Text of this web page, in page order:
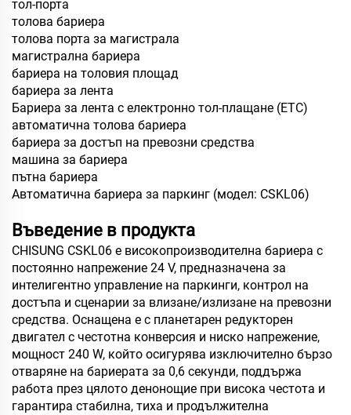
тол-порта
толова бариера
толова порта за магистрала
магистрална бариера
бариера на толовия площад
бариера за лента
Бариера за лента с електронно тол-плащане (ETC)
автоматична толова бариера
бариера за достъп на превозни средства
машина за бариера
пътна бариера
Автоматична бариера за паркинг (модел: CSKL06)
Въведение в продукта
CHISUNG CSKL06 е високопроизводителна бариера с
постоянно напрежение 24 V, предназначена за
интелигентно управление на паркинги, контрол на
достъпа и сценарии за влизане/излизане на превозни
средства. Оснащена е с планетарен редукторен
двигател с честотна конверсия и ниско напрежение,
мощност 240 W, който осигурява изключително бързо
отваряне на бариерата за 0,6 секунди, поддържа
работа през цялото денонощие при висока честота и
гарантира стабилна, тиха и продължителна